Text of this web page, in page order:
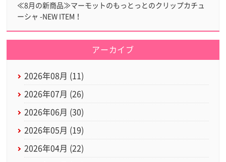
≪8月の新商品≫マーモットのもっとっとのクリップカチュ
ーシャ -NEW ITEM！
アーカイブ
2026年08月 (11)
2026年07月 (26)
2026年06月 (30)
2026年05月 (19)
2026年04月 (22)